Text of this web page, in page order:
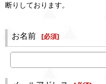
断りしております。
お名前 [必須]